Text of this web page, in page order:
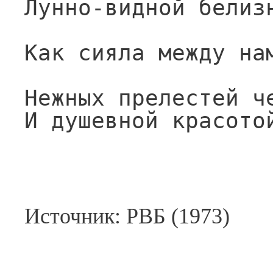
Лунно-видной
Как сияла между
Нежных прелестей
И душевной
Источник: РВБ (1973)